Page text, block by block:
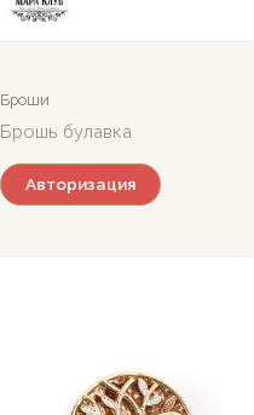
Броши
Брошь булавка
Авторизация